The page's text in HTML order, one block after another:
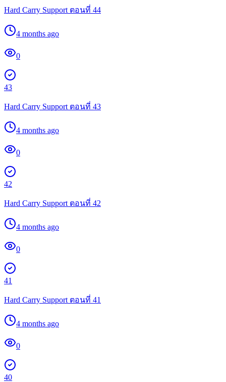
Hard Carry Support ตอนที่ 44
4 months ago
0
43
Hard Carry Support ตอนที่ 43
4 months ago
0
42
Hard Carry Support ตอนที่ 42
4 months ago
0
41
Hard Carry Support ตอนที่ 41
4 months ago
0
40